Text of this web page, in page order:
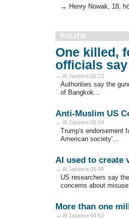
→ Henry Nowak, 18,
POLITIK
One killed,
officials say
→ Al Jazeera 06:23
Authorities say the
of Bangkok...
Anti-Muslim US
→ Al Jazeera 06:04
Trump's endorsement
American society'...
AI used to create
→ Al Jazeera 05:48
US researchers say
concerns about
More than one
→ Al Jazeera 04:53